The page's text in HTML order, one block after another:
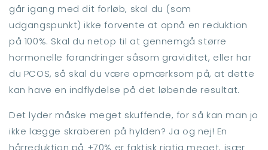
går igang med dit forløb, skal du (som
udgangspunkt) ikke forvente at opnå en reduktion
på 100%. Skal du netop til at gennemgå større
hormonelle forandringer såsom graviditet, eller har
du PCOS, så skal du være opmærksom på, at dette
kan have en indflydelse på det løbende resultat.
Det lyder måske meget skuffende, for så kan man jo
ikke lægge skraberen på hylden? Ja og nej! En
hårreduktion på +70% er faktisk rigtig meget, især